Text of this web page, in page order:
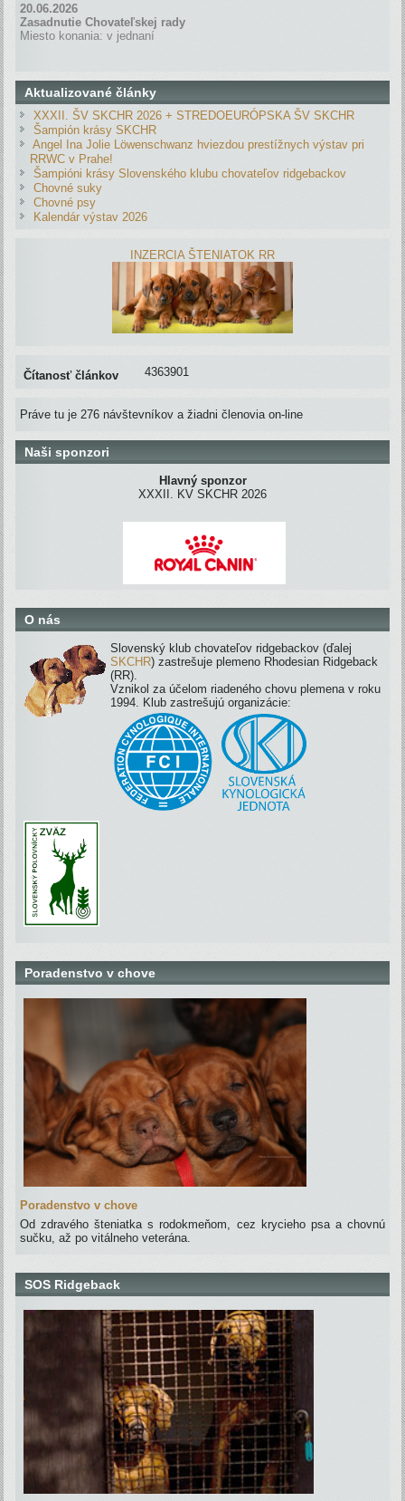
20.06.2026
Zasadnutie Chovateľskej rady
Miesto konania: v jednaní
Aktualizované články
XXXII. ŠV SKCHR 2026 + STREDOEURÓPSKA ŠV SKCHR
Šampión krásy SKCHR
Angel Ina Jolie Löwenschwanz hviezdou prestížnych výstav pri
RRWC v Prahe!
Šampióni krásy Slovenského klubu chovateľov ridgebackov
Chovné suky
Chovné psy
Kalendár výstav 2026
INZERCIA ŠTENIATOK RR
Čítanosť článkov 4363901
Práve tu je 276 návštevníkov a žiadni členovia on-line
Naši sponzori
Hlavný sponzor
XXXII. KV SKCHR 2026
O nás
Slovenský klub chovateľov ridgebackov (ďalej
SKCHR) zastrešuje plemeno Rhodesian Ridgeback
(RR).
Vznikol za účelom riadeného chovu plemena v roku
1994. Klub zastrešujú organizácie:
Poradenstvo v chove
Poradenstvo v chove
Od zdravého šteniatka s rodokmeňom, cez krycieho psa a chovnú
sučku, až po vitálneho veterána.
SOS Ridgeback